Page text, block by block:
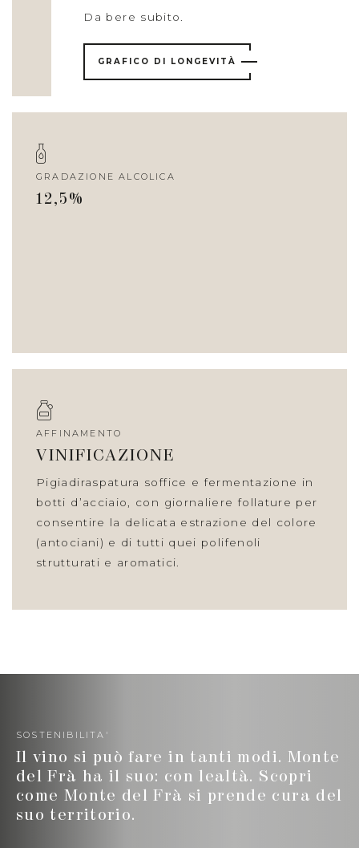
Da bere subito.
GRAFICO DI LONGEVITÀ
GRADAZIONE ALCOLICA
12,5%
AFFINAMENTO
VINIFICAZIONE
Pigiadiraspatura soffice e fermentazione in
botti d’acciaio, con giornaliere follature per
consentire la delicata estrazione del colore
(antociani) e di tutti quei polifenoli
strutturati e aromatici.
SOSTENIBILITA'
Il vino si può fare in tanti modi. Monte
del Frà ha il suo: con lealtà. Scopri
come Monte del Frà si prende cura del
suo territorio.